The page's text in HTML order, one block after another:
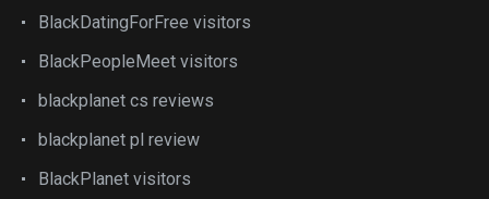
BlackDatingForFree visitors
BlackPeopleMeet visitors
blackplanet cs reviews
blackplanet pl review
BlackPlanet visitors